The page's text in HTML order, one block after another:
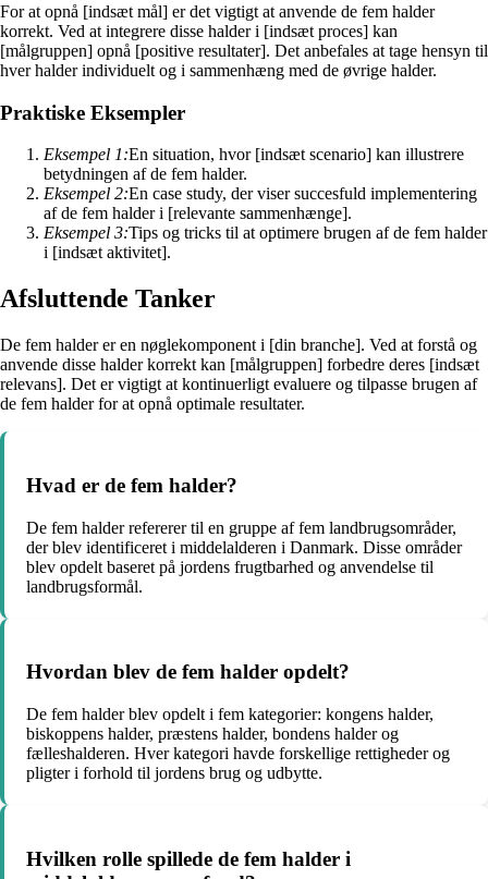
For at opnå [indsæt mål] er det vigtigt at anvende de fem halder
korrekt. Ved at integrere disse halder i [indsæt proces] kan
[målgruppen] opnå [positive resultater]. Det anbefales at tage hensyn til
hver halder individuelt og i sammenhæng med de øvrige halder.
Praktiske Eksempler
Eksempel 1:En situation, hvor [indsæt scenario] kan illustrere
betydningen af de fem halder.
Eksempel 2:En case study, der viser succesfuld implementering
af de fem halder i [relevante sammenhænge].
Eksempel 3:Tips og tricks til at optimere brugen af de fem halder
i [indsæt aktivitet].
Afsluttende Tanker
De fem halder er en nøglekomponent i [din branche]. Ved at forstå og
anvende disse halder korrekt kan [målgruppen] forbedre deres [indsæt
relevans]. Det er vigtigt at kontinuerligt evaluere og tilpasse brugen af
de fem halder for at opnå optimale resultater.
Hvad er de fem halder?
De fem halder refererer til en gruppe af fem landbrugsområder,
der blev identificeret i middelalderen i Danmark. Disse områder
blev opdelt baseret på jordens frugtbarhed og anvendelse til
landbrugsformål.
Hvordan blev de fem halder opdelt?
De fem halder blev opdelt i fem kategorier: kongens halder,
biskoppens halder, præstens halder, bondens halder og
fælleshalderen. Hver kategori havde forskellige rettigheder og
pligter i forhold til jordens brug og udbytte.
Hvilken rolle spillede de fem halder i